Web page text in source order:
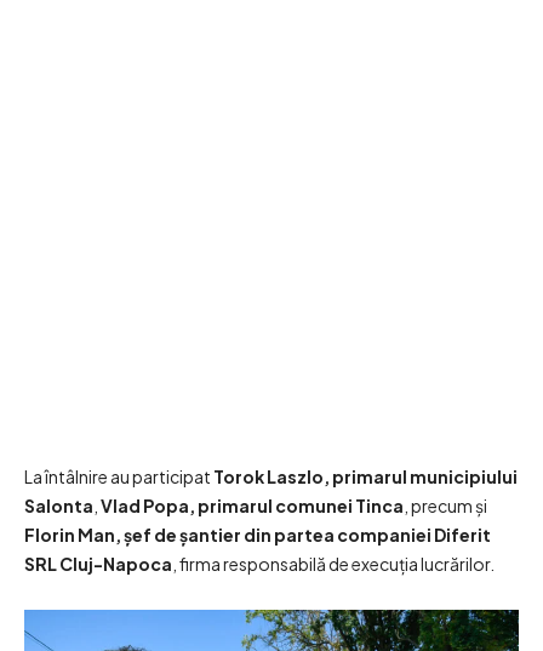
La întâlnire au participat Torok Laszlo, primarul municipiului
Salonta Vlad Popa, primarul comunei Tinca , precum și
Florin Man, șef de șantier din partea companiei Diferit
SRL Cluj-Napoca , firma responsabilă de execuția lucrărilor.